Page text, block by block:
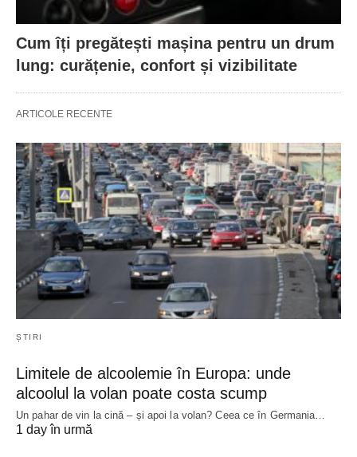
Cum îți pregătești mașina pentru un drum
lung: curățenie, confort și vizibilitate
ARTICOLE RECENTE
ȘTIRI
Limitele de alcoolemie în Europa: unde
alcoolul la volan poate costa scump
Un pahar de vin la cină – și apoi la volan? Ceea ce în Germania…
1 day în urmă